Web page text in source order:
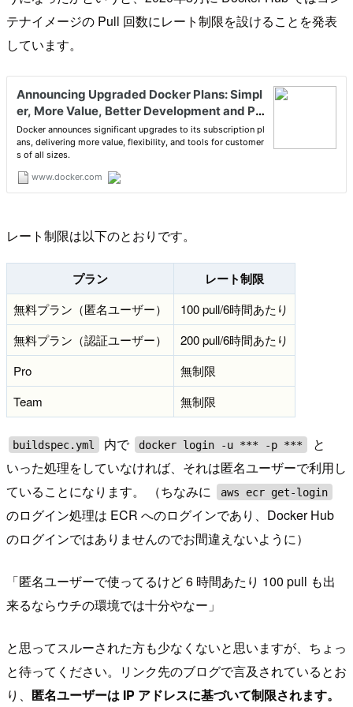
テナイメージの Pull 回数にレート制限を設けることを発表
しています。
レート制限は以下のとおりです。
プラン レート制限
無料プラン（匿名ユーザー）
100 pull/6時間あたり
無料プラン（認証ユーザー）
200 pull/6時間あたり
Pro
無制限
Team
無制限
buildspec.yml 内で docker login -u *** -p ***
と
いった処理をしていなければ、それは匿名ユーザーで利用し
ていることになります。 （ちなみに
aws ecr get-login
のログイン処理は ECR へのログインであり、Docker Hub
のログインではありませんのでお間違えないように）
「匿名ユーザーで使ってるけど 6 時間あたり 100 pull も出
来るならウチの環境では十分やなー」
と思ってスルーされた方も少なくないと思いますが、ちょっ
と待ってください。リンク先のブログで言及されているとお
り、 匿名ユーザーは IP アドレスに基づいて制限されます。